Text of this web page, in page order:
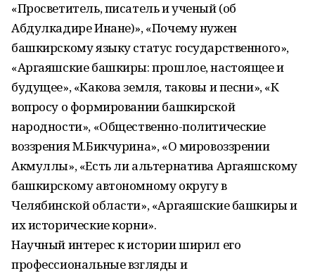
«Просветитель, писатель и ученый (об
Абдулкадире Инане)», «Почему нужен
башкирскому языку статус государственного»,
«Аргаяшские башкиры: прошлое, настоящее и
будущее», «Какова земля, таковы и песни», «К
вопросу о формировании башкирской
народности», «Общественно-политические
воззрения М.Бикчурина», «О мировоззрении
Акмуллы», «Есть ли альтернатива Аргаяшскому
башкирскому автономному округу в
Челябинской области», «Аргаяшские башкиры и
их исторические корни».
Научный интерес к истории ширил его
профессиональные взгляды и